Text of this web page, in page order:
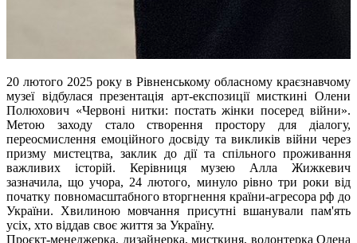
20 лютого 2025 року в Рівненському обласному краєзнавчому
музеї відбулася презентація арт-експозиції мисткині Олени
Полюхович «Червоні нитки: постать жінки посеред війни».
Метою заходу стало створення простору для діалогу,
переосмислення емоційного досвіду та викликів війни через
призму мистецтва, заклик до дії та спільного проживання
важливих історій. Керівниця музею Алла Жижкевич
зазначила, що учора, 24 лютого, минуло рівно три роки від
початку повномасштабного вторгнення країни-агресора рф до
України. Хвилиною мовчання присутні вшанували пам'ять
усіх, хто віддав своє життя за Україну.
Проєкт-менеджерка, дизайнерка, мисткиня, волонтерка Олена